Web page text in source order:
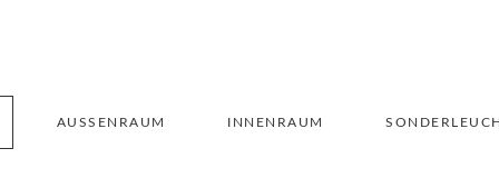
AUSSENRAUM INNENRAUM